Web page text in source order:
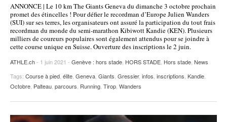
POURQUOI ATHLE.CH ?
ATHLE.CH RÉGIONS | VAUD
HIGHLIGHTS
LIVRES
ANNONCE | Le 10 km The Giants Geneva du dimanche 3 octobre prochain
promet des étincelles ! Pour défier le recordman d’Europe Julien Wanders
(SUI) sur ses terres, les organisateurs ont assuré la participation du tout frais
recordman du monde du semi-marathon Kibiwott Kandie (KEN). Plusieurs
milliers de coureurs populaires sont également attendus pour se joindre à
cette course unique en Suisse. Ouverture des inscriptions le 2 juin.
ATHLE.ch- 1 juin 2021 - Genève : hors stade HORS STADE Hors stade News
Tags: Course à pied élite Geneva Giants Gressier, infos inscriptions Kandie
Octobre Palteau parcours Running Tirop Wanders